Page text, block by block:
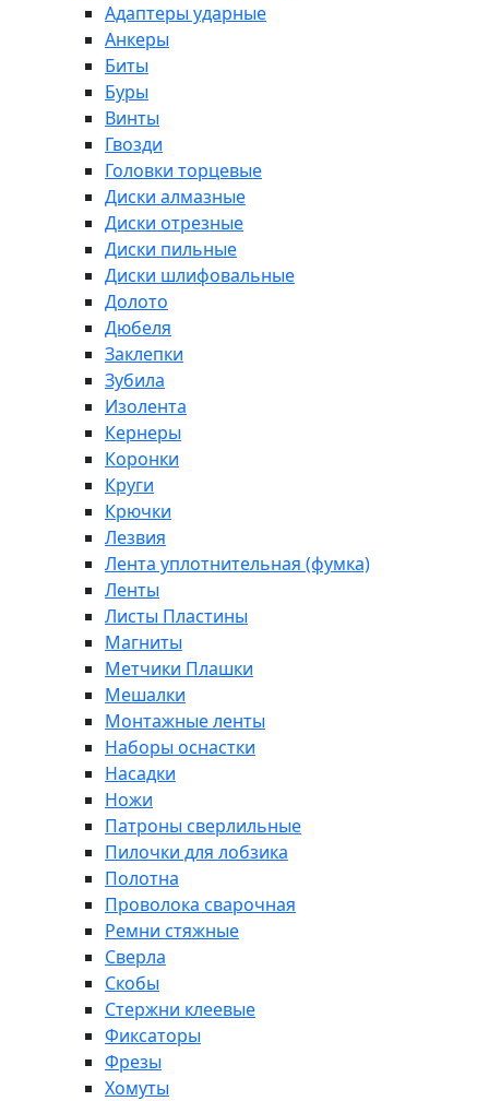
Адаптеры ударные
Анкеры
Биты
Буры
Винты
Гвозди
Головки торцевые
Диски алмазные
Диски отрезные
Диски пильные
Диски шлифовальные
Долото
Дюбеля
Заклепки
Зубила
Изолента
Кернеры
Коронки
Круги
Крючки
Лезвия
Лента уплотнительная (фумка)
Ленты
Листы Пластины
Магниты
Метчики Плашки
Мешалки
Монтажные ленты
Наборы оснастки
Насадки
Ножи
Патроны сверлильные
Пилочки для лобзика
Полотна
Проволока сварочная
Ремни стяжные
Сверла
Скобы
Стержни клеевые
Фиксаторы
Фрезы
Хомуты